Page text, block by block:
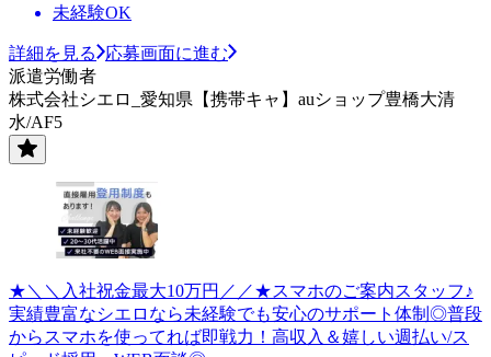
未経験OK
詳細を見る
応募画面に進む
派遣労働者
株式会社シエロ_愛知県【携帯キャ】auショップ豊橋大清
水/AF5
★＼＼入社祝金最大10万円／／★スマホのご案内スタッフ♪
実績豊富なシエロなら未経験でも安心のサポート体制◎普段
からスマホを使ってれば即戦力！高収入＆嬉しい週払い/ス